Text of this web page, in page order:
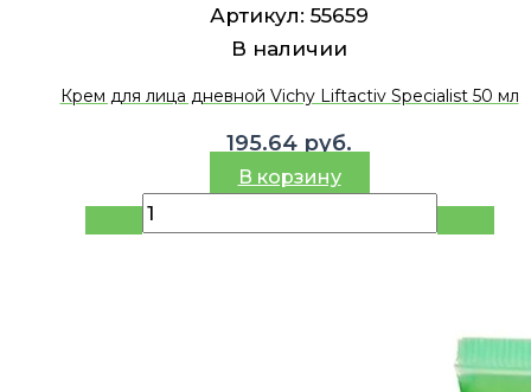
Артикул: 55659
В наличии
Крем для лица дневной Vichy Liftactiv Specialist 50 мл
195.64 руб.
В корзину